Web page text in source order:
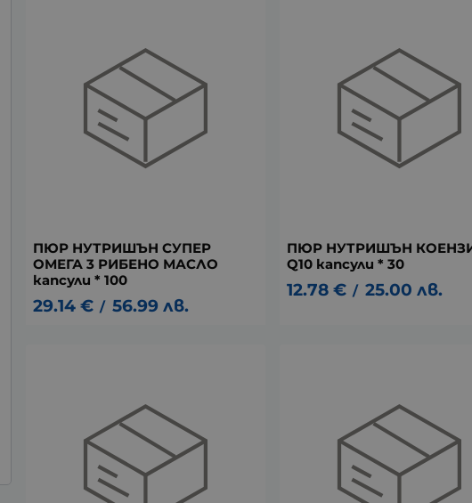
ПЮР НУТРИШЪН СУПЕР
ОМЕГА 3 РИБЕНО МАСЛО
капсули * 100
29.14 € / 56.99 лв.
ПЮР НУТРИШЪН
Q10 капсули * 30
12.78 € / 25.00 лв.